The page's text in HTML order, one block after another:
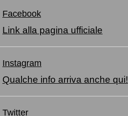
Facebook
Link alla pagina ufficiale
Instagram
Qualche info arriva anche qui!
Twitter